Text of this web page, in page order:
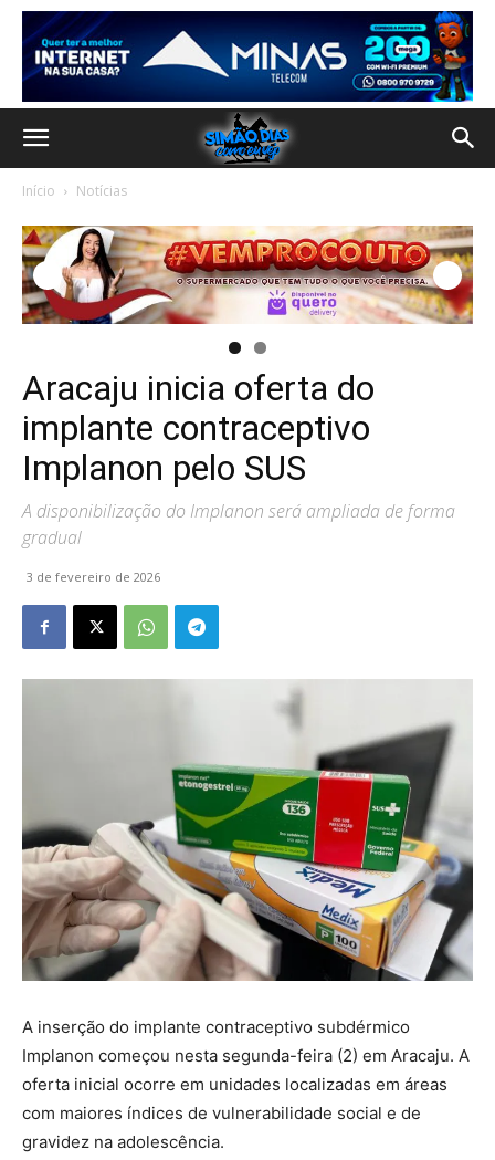
Início Notícias
Aracaju inicia oferta do
implante contraceptivo
Implanon pelo SUS
A disponibilização do Implanon será ampliada de forma
gradual
3 de fevereiro de 2026
A inserção do implante contraceptivo subdérmico
Implanon começou nesta segunda-feira (2) em Aracaju. A
oferta inicial ocorre em unidades localizadas em áreas
com maiores índices de vulnerabilidade social e de
gravidez na adolescência.